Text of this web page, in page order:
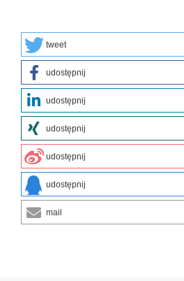
tweet
udostępnij
udostępnij
udostępnij
udostępnij
udostępnij
mail